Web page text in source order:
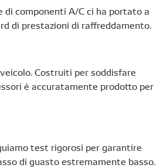
di componenti A/C ci ha portato a
di prestazioni di raffreddamento.
Costruiti per soddisfare
è accuratamente prodotto per
test rigorosi per garantire
di guasto estremamente basso.